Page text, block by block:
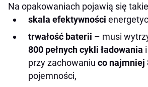
Na opakowaniach pojawią się
skala efektywności
trwałość baterii – musi
800 pełnych cykli ładowania
przy zachowaniu co najmniej
pojemności,